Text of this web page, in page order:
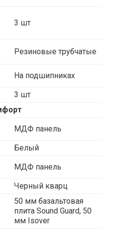
3 шт
Резиновые трубчатые
На подшипниках
3 шт
МДФ панель
Белый
МДФ панель
Черный кварц
50 мм базальтовая
плита Sound Guard, 50
мм Isover